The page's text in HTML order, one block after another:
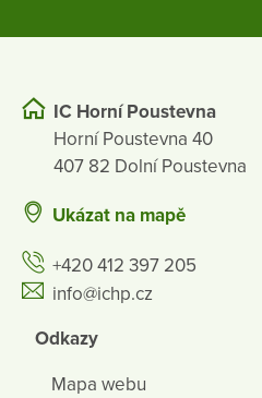
IC Horní Poustevna
Horní Poustevna 40
407 82 Dolní Poustevna
Ukázat na mapě
+420 412 397 205
info@ichp.cz
Odkazy
Mapa webu